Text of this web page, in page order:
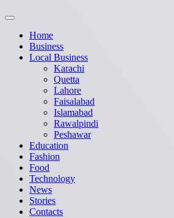
Home
Business
Local Business
Karachi
Quetta
Lahore
Faisalabad
Islamabad
Rawalpindi
Peshawar
Education
Fashion
Food
Technology
News
Stories
Contacts